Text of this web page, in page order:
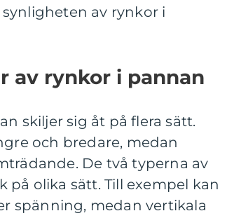
av rynkor i
av rynkor i pannan
skiljer sig åt på flera sätt.
och bredare, medan
De två typerna av
på olika sätt. Till exempel kan
spänning, medan vertikala